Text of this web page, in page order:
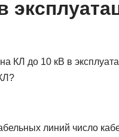
КЛ до 10 кВ в
линий число